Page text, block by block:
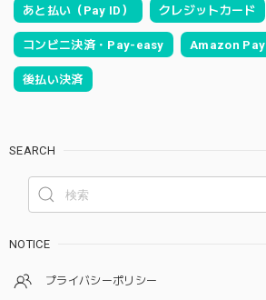
あと払い（Pay ID） クレジットカード
コンビニ決済・Pay-easy Amazon Pay
後払い決済
SEARCH
NOTICE
プライバシーポリシー